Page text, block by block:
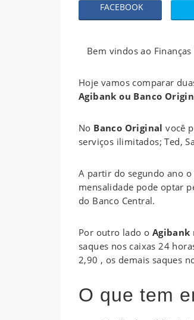
FACEBOOK
Bem vindos ao Finanças
Hoje vamos comparar
Agibank ou Banco
No Banco Originalvocê
serviços ilimitados; Ted,
A partir do segundo ano
mensalidade pode optar
do Banco Central.
Por outro lado o Agibank
saques nos caixas 24
2,90 , os demais saques
O que tem